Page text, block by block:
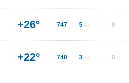
+26° 747 5 m/s 0
+22° 748 3 m/s 0